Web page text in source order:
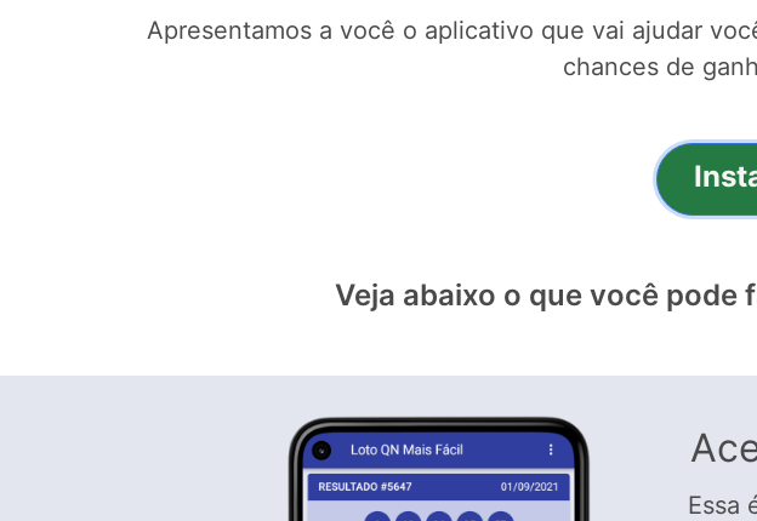
Apresentamos a você o aplicativo que vai ajudar
chances de
Veja abaixo o que você
Essa